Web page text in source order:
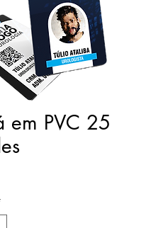
em PVC 25